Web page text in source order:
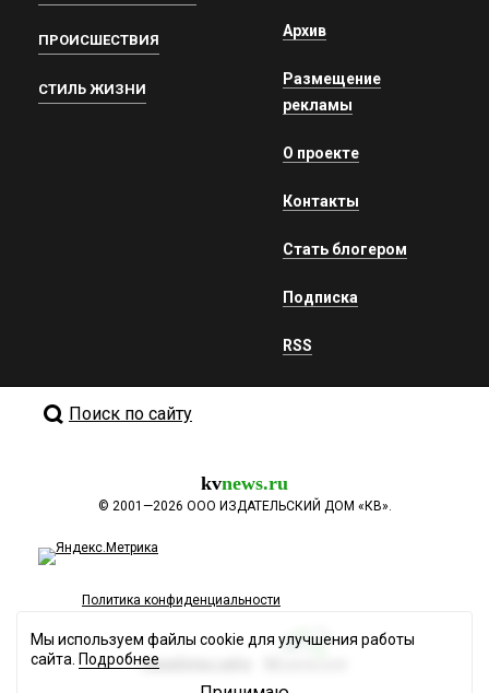
ПРОИСШЕСТВИЯ
СТИЛЬ ЖИЗНИ
Архив
Размещение
рекламы
О проекте
Контакты
Стать блогером
Подписка
RSS
Поиск по сайту
kvnews.ru
© 2001—2026 ООО ИЗДАТЕЛЬСКИЙ ДОМ «КВ».
Политика конфиденциальности
Разработка сайта
Мы используем файлы cookie для улучшения работы
сайта. Подробнее